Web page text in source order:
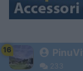
16
233